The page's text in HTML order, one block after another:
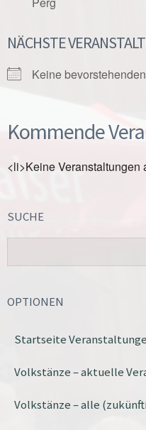
NÄCHSTE
Keine
Kommende
<li>Keine Veranstaltungen
SUCHE
OPTIONEN
Startseite
Volkstänze – aktuelle
Volkstänze – alle